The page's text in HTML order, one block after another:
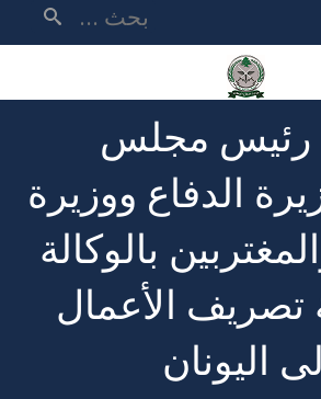
رئيس مجلس
الدفاع ووزيرة
بالوكالة
الأعمال
اليونان